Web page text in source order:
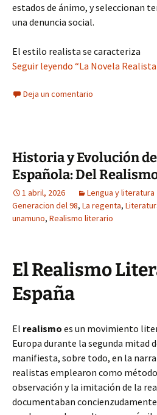
estados de ánimo, y seleccionan
una denuncia social.
El estilo realista se caracteriza
Seguir leyendo “La Novela
Deja un comentario
Historia y Evolución
Española: Del
1 abril, 2026 Lengua y literatura
Generacion del 98, La regenta,
unamuno, Realismo literario
El Realismo
España
El realismo es un movimiento
Europa durante la segunda mitad
manifiesta, sobre todo, en la
realistas emplearon como
observación y la imitación de la
documentaban